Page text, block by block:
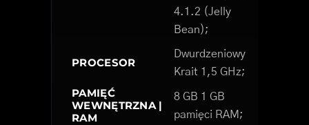
4.1.2 (Jelly
Bean);
PROCESOR
Dwurdzeniowy
Krait 1,5 GHz;
PAMIĘĆ
WEWNĘTRZNA |
RAM
8 GB 1 GB
pamięci RAM;